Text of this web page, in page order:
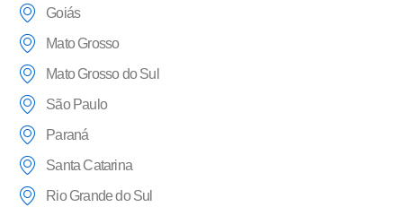
Goiás
Mato Grosso
Mato Grosso do Sul
São Paulo
Paraná
Santa Catarina
Rio Grande do Sul